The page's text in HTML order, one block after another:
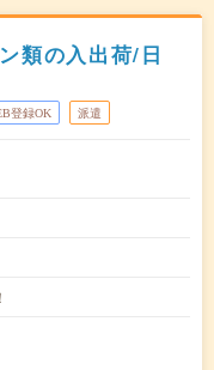
類の入出荷/日
登録OK 派遣